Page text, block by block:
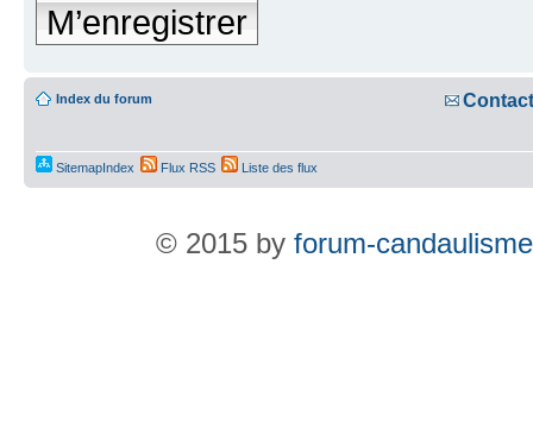
M’enregistrer
Index du forum Contact
SitemapIndex Flux RSS Liste des flux
© 2015 by forum-